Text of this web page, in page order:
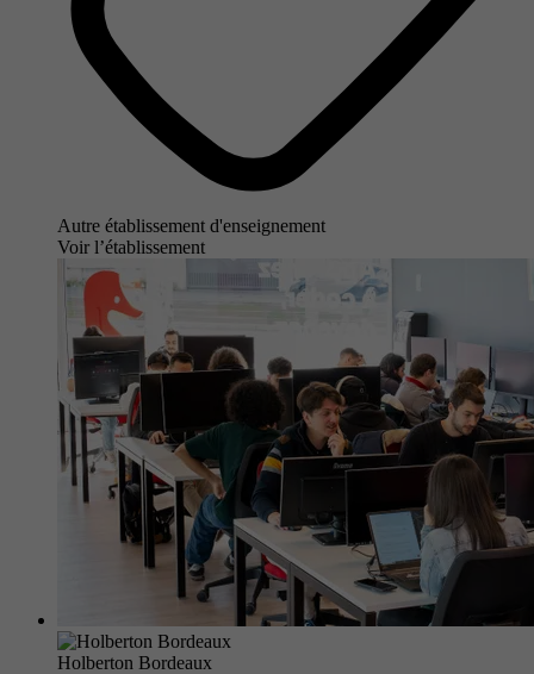
Autre établissement d'enseignement
Voir l’établissement
Holberton Bordeaux